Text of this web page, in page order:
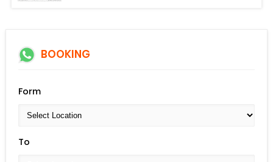
BOOKING
Form
To